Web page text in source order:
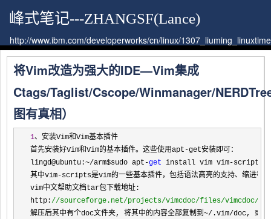
峰式笔记---ZHANGSF(Lance)
http://www.ibm.com/developerworks/cn/linux/
将Vim改造为强大的IDE—Vim集成
Ctags/Taglist/Cscope/Winmanager/
图有真相）
1、安装Vim和Vim基本插件
首先安装好Vim和Vim的基本插件。这些使用apt -get安装即可：
lingd@ubuntu:~/arm$sudo apt-get install vim vim-scripts
其中vim-scripts是vim的一些基本插件，包括语法高亮的支持、缩进等
vim中文帮助文档tar包下载地址:
http://sourceforge.net/projects/vimcdoc/files/vimcdoc/
解压后其中有个doc文件夹, 将其中的内容全部复制到~/.vim/doc, 或者